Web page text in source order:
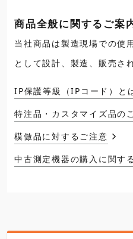
商品全般に関するご案
当社商品は製造現場での使
として設計、製造、販売さ
IP保護等級（IPコード）と
特注品・カスタマイズ品の
模倣品に対するご注意
中古測定機器の購入に関す